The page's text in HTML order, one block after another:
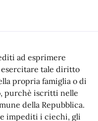
ad esprimere
esercitare tale diritto
propria famiglia o di
purchè iscritti nelle
della Repubblica.
impediti i ciechi, gli